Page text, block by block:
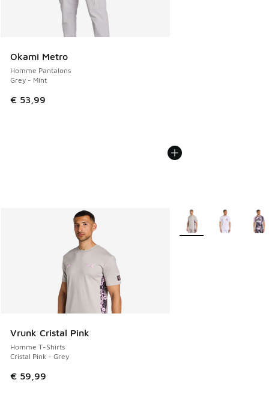
Okami Metro
Homme Pantalons
Grey - Mint
€ 53,99
Vrunk Cristal Pink
Homme T-Shirts
Cristal Pink - Grey
€ 59,99
Plus de couleurs